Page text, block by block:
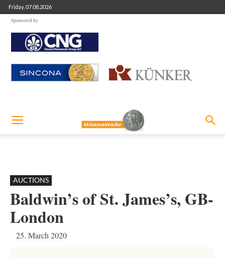
Friday, 07.08.2026
Sponsored by
AUCTIONS
Baldwin’s of St. James’s, GB-
London
25. March 2020